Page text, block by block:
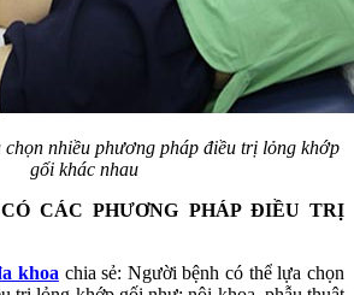
nhiều phương pháp điều trị lỏng khớp
gối khác nhau
CÁC PHƯƠNG PHÁP ĐIỀU TRỊ
khoa chia sẻ: Người bệnh có thể lựa chọn